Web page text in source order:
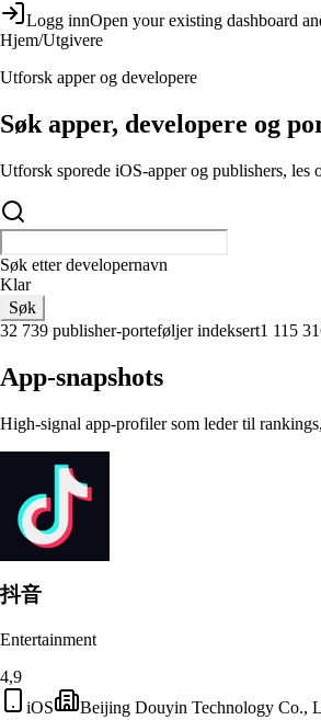
Logg innOpen your existing dashboard
Hjem/Utgivere
Utforsk apper og developere
Søk apper, developere og
Utforsk sporede iOS-apper og publishers,
Søk etter developernavn
Klarna
Søk
32 739 publisher-porteføljer indeksert1 115
App-snapshots
High-signal app-profiler som leder til
抖音
Entertainment
4,9
iOS
Beijing Douyin Technology Co.,